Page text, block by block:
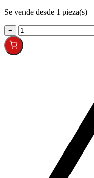
Se vende desde 1 pieza(s)
−